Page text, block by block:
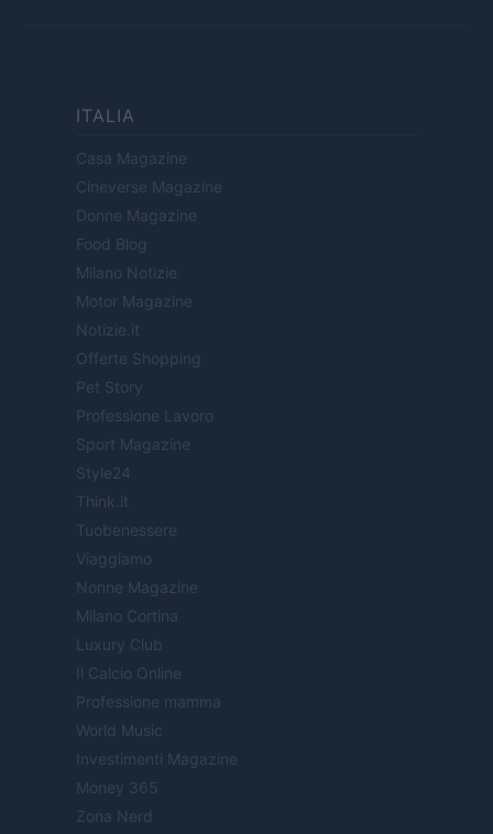
ITALIA
Casa Magazine
Cineverse Magazine
Donne Magazine
Food Blog
Milano Notizie
Motor Magazine
Notizie.it
Offerte Shopping
Pet Story
Professione Lavoro
Sport Magazine
Style24
Think.it
Tuobenessere
Viaggiamo
Nonne Magazine
Milano Cortina
Luxury Club
Il Calcio Online
Professione mamma
World Music
Investimenti Magazine
Money 365
Zona Nerd